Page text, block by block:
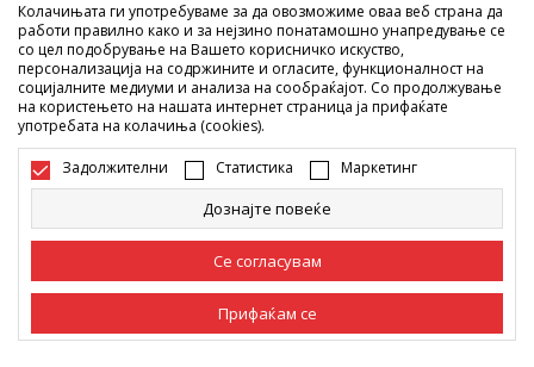
Не е дозволено превземање или користење на содржината од
интернет страните на Sport Vision, делумно или целосно a се
однесува на логоа, трговски марки, комерцијални содржини, ниту
истите да се отстапуваат на трети лица, јавно да се објавуваат или да
се користат за било какви цели, без писмена согласност од БДС.МК
ДООЕЛ.
Настојуваме да бидеме што попрецизни во описот на производот,
фотографијата и самата цена, но не можеме да гарантираме дака
сите информации се комплетни и без грешка. Сите прикажани
дека мораат да се достапни во секој момент. Достапноста на
производите може да ја проверите и на телефонскиот број 02 3055
222.
©2026www.sportvision.mk, ИзработкаNB SOFT. Сите права задржани.
Колачињата ги употребуваме за да овозможиме оваа веб страна да
работи правилно како и за нејзино понатамошно унапредување се
со цел подобрување на Вашето корисничко искуство,
персонализација на содржините и огласите, функционалност на
социјалните медиуми и анализа на сообраќајот. Со продолжување
на користењето на нашата интернет страница ја прифаќате
употребата на колачиња (cookies).
Задолжителни Статистика Маркетинг
Дознајте повеќе
Се согласувам
Прифаќам се